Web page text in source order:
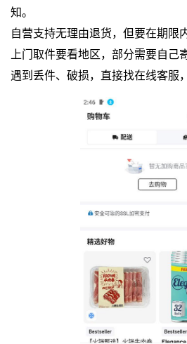
知。
自营支持无理由退货，但要在期限
上门取件要看地区，部分需要自己
遇到丢件、破损，直接找在线客服